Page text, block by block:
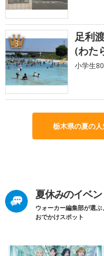
3
足利
(わた
小学生
栃木県の夏の
夏休みのイベ
ウォーカー編集部が選
おでかけスポット